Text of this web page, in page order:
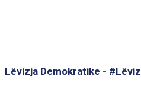
Lëvizja Demokratike - #Lëviz